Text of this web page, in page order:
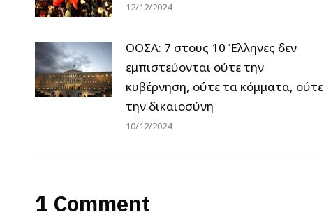
12/12/2024
ΟΟΣΑ: 7 στους 10 Έλληνες δεν
εμπιστεύονται ούτε την
κυβέρνηση, ούτε τα κόμματα, ούτε
την δικαιοσύνη
10/12/2024
1 Comment